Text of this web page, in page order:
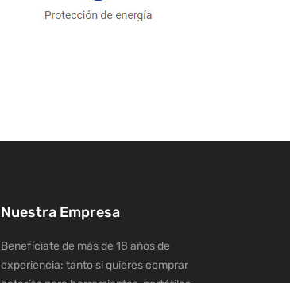
Nuestra Empresa
Benefíciate de más de 18 años de
experiencia: tanto si quieres comprar